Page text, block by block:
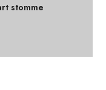
stomme